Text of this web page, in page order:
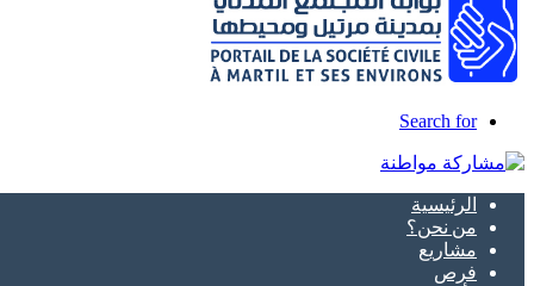
Search for
الرئيسية
من نحن؟
مشاريع
فرص